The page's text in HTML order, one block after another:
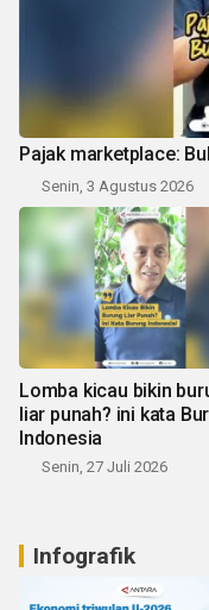
Pajak marketplace:
Senin, 3 Agustus 2026
Lomba kicau bikin
liar punah? ini kata
Indonesia
Senin, 27 Juli 2026
Infografik